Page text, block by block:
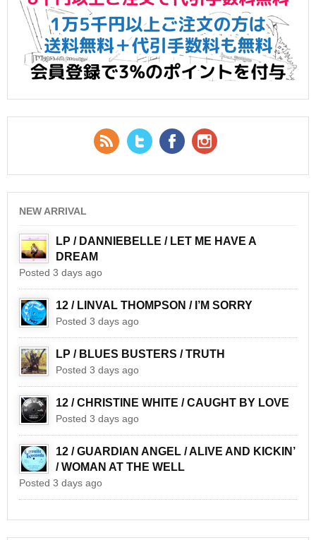
RSS Feed
Twitter Facebook
NEW ARRIVAL
LP / DANNIEBELLE / LET ME HAVE A
DREAM
Posted 3 days ago
12 / LINVAL THOMPSON / I’M SORRY
Posted 3 days ago
LP / BLUES BUSTERS / TRUTH
Posted 3 days ago
12 / CHRISTINE WHITE / CAUGHT BY LOVE
Posted 3 days ago
12 / GUARDIAN ANGEL / ALIVE AND KICKIN’
/ WOMAN AT THE WELL
Posted 3 days ago